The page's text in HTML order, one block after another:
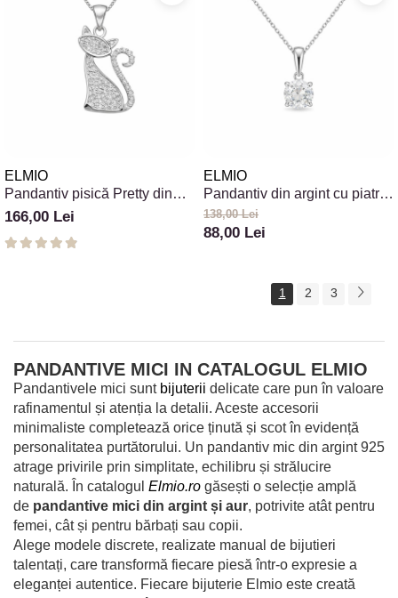
ELMIO
Pandantiv pisică Pretty din
argint 925 cu pietre
166,00 Lei
ELMIO
Pandantiv din argint cu piatra
alba 1P-82
138,00 Lei
88,00 Lei
1 2 3
PANDANTIVE MICI IN CATALOGUL ELMIO
Pandantivele mici sunt bijuterii delicate care pun în valoare
rafinamentul și atenția la detalii. Aceste accesorii
minimaliste completează orice ținută și scot în evidență
personalitatea purtătorului. Un pandantiv mic din argint 925
atrage privirile prin simplitate, echilibru și strălucire
naturală. În catalogul Elmio.ro găsești o selecție amplă
de pandantive mici din argint și aur, potrivite atât pentru
femei, cât și pentru bărbați sau copii.
Alege modele discrete, realizate manual de bijutieri
talentați, care transformă fiecare piesă într-o expresie a
eleganței autentice. Fiecare bijuterie Elmio este creată